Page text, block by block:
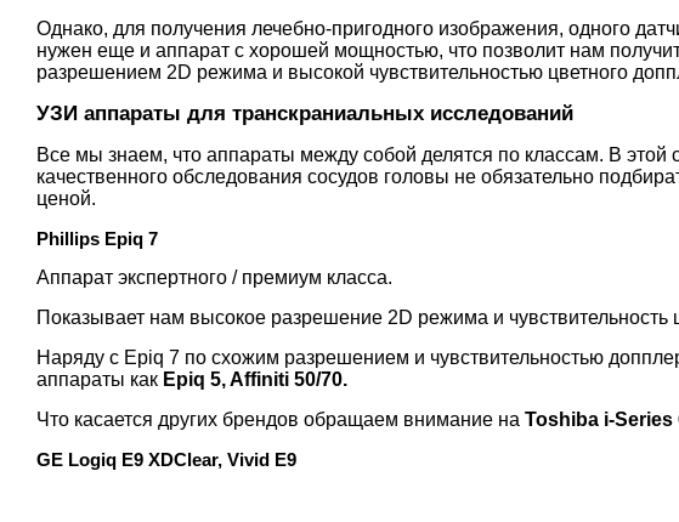
Однако, для получения лечебно-пригодного изображения, одного
нужен еще и аппарат с хорошей мощностью, что позволит нам
разрешением 2D режима и высокой чувствительностью цветного
УЗИ аппараты для транскраниальных исследований
Все мы знаем, что аппараты между собой делятся по классам. В этой
качественного обследования сосудов головы не обязательно
ценой.
Phillips Epiq 7
Аппарат экспертного / премиум класса.
Показывает нам высокое разрешение 2D режима и чувствительность
Наряду с Epiq 7 по схожим разрешением и чувствительностью
аппараты как Epiq 5, Affiniti 50/70.
Что касается других брендов обращаем внимание на Toshiba i-Series
GE Logiq E9 XDClear, Vivid E9